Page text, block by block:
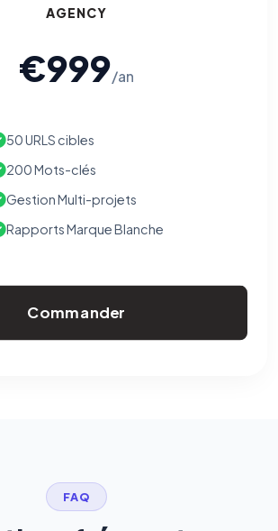
AGENCY
€999/an
50 URLS cibles
200 Mots-clés
Gestion Multi-projets
Rapports Marque Blanche
Commander
FAQ